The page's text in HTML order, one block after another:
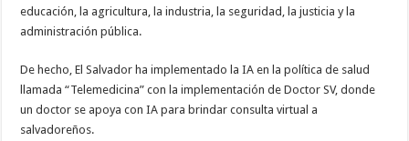
educación, la agricultura, la industria, la seguridad, la justicia y la
administración pública.
De hecho, El Salvador ha implementado la IA en la política de salud
llamada “Telemedicina” con la implementación de Doctor SV, donde
un doctor se apoya con IA para brindar consulta virtual a
salvadoreños.